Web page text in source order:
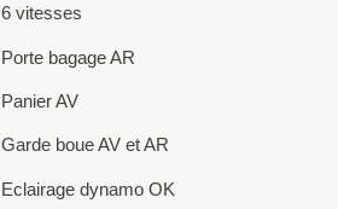
6 vitesses
Porte bagage AR
Panier AV
Garde boue AV et AR
Eclairage dynamo OK